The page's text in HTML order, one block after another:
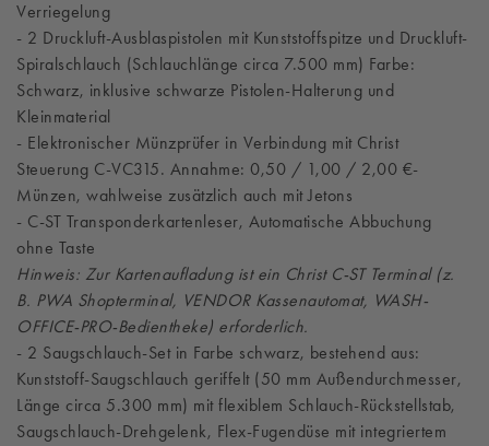
Verriegelung
- 2 Druckluft-Ausblaspistolen mit Kunststoffspitze und Druckluft-
Spiralschlauch (Schlauchlänge circa 7.500 mm) Farbe:
Schwarz, inklusive schwarze Pistolen-Halterung und
Kleinmaterial
- Elektronischer Münzprüfer in Verbindung mit Christ
Steuerung C-VC315. Annahme: 0,50 / 1,00 / 2,00 €-
Münzen, wahlweise zusätzlich auch mit Jetons
- C-ST Transponderkartenleser, Automatische Abbuchung
ohne Taste
Hinweis: Zur Kartenaufladung ist ein Christ C-ST Terminal (z.
B. PWA Shopterminal, VENDOR Kassenautomat, WASH-
OFFICE-PRO-Bedientheke) erforderlich.
- 2 Saugschlauch-Set in Farbe schwarz, bestehend aus:
Kunststoff-Saugschlauch geriffelt (50 mm Außendurchmesser,
Länge circa 5.300 mm) mit flexiblem Schlauch-Rückstellstab,
Saugschlauch-Drehgelenk, Flex-Fugendüse mit integriertem